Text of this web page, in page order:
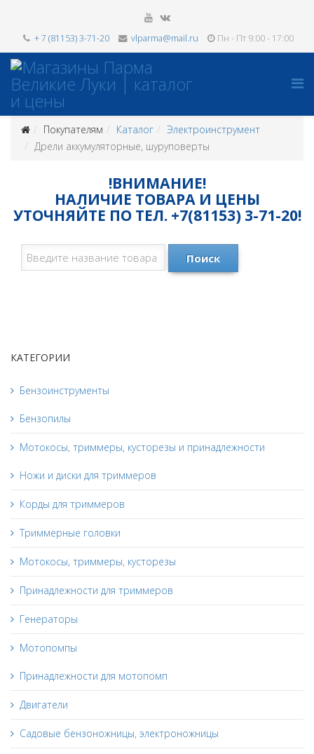
+ 7 (81153) 3-71-20 vlparma@mail.ru Пн - Пт 9:00 - 17:00
Покупателям Каталог
Электроинструмент
Дрели аккумуляторные, шуруповерты
!ВНИМАНИЕ!
НАЛИЧИЕ ТОВАРА И ЦЕНЫ
УТОЧНЯЙТЕ ПО ТЕЛ. +7(81153) 3-71-20!
Поиск
КАТЕГОРИИ
Бензоинструменты
Бензопилы
Мотокосы, триммеры, кусторезы и принадлежности
Ножи и диски для триммеров
Корды для триммеров
Триммерные головки
Мотокосы, триммеры, кусторезы
Принадлежности для триммеров
Генераторы
Мотопомпы
Принадлежности для мотопомп
Двигатели
Садовые бензоножницы, электроножницы